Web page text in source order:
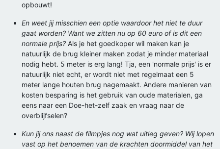
opbouwt!
En weet jij misschien een optie waardoor het niet te duur
gaat worden? Want we zitten nu op 60 euro of is dit een
normale prijs? Als je het goedkoper wil maken kan je
natuurlijk de brug kleiner maken zodat je minder materiaal
nodig hebt. 5 meter is erg lang! Tja, een 'normale prijs' is er
natuurlijk niet echt, er wordt niet met regelmaat een 5
meter lange houten brug nagemaakt. Andere manieren van
kosten besparing is het gebruik van oude materialen, ga
eens naar een Doe-het-zelf zaak en vraag naar de
overblijfselen?
Kun jij ons naast de filmpjes nog wat uitleg geven? Wij lopen
vast op het benoemen van de krachten doormiddel van het